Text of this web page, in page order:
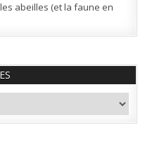
abeilles (et la faune en